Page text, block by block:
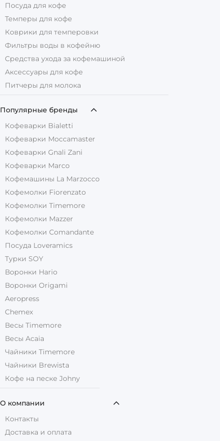
Посуда для кофе
Темперы для кофе
Коврики для темперовки
Фильтры воды в кофейню
Средства ухода за кофемашиной
Аксессуары для кофе
Питчеры для молока
Популярные бренды
Кофеварки Bialetti
Кофеварки Moccamaster
Кофеварки Gnali Zani
Кофеварки Marco
Кофемашины La Marzocco
Кофемолки Fiorenzato
Кофемолки Timemore
Кофемолки Mazzer
Кофемолки Comandante
Посуда Loveramics
Турки SOY
Воронки Hario
Воронки Origami
Aeropress
Chemex
Весы Timemore
Весы Acaia
Чайники Timemore
Чайники Brewista
Кофе на песке Johny
О компании
Контакты
Доставка и оплата